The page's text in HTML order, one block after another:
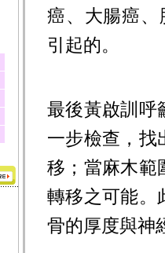
癌、大腸癌
引起的。
最後黃啟訓呼
一步檢查，找
移；當麻木範
轉移之可能。
骨的厚度與神